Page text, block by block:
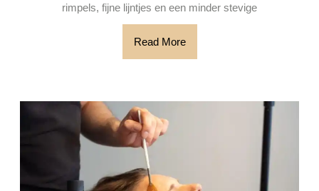
rimpels, fijne lijntjes en een minder stevige
Read MoreRead
More